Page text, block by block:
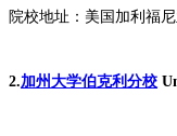
院校地址：美国加利福
2.加州大学伯克利分校